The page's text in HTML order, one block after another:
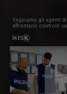
Seguiamo gli agenti
affrontano controlli
S4:E5